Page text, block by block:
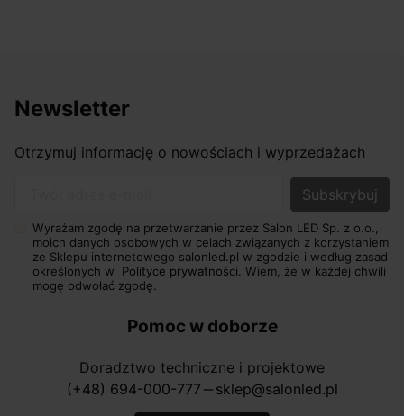
Newsletter
Otrzymuj informację o nowościach i wyprzedażach
Wyrażam zgodę na przetwarzanie przez Salon LED Sp. z o.o.,
moich danych osobowych w celach związanych z korzystaniem
ze Sklepu internetowego salonled.pl w zgodzie i według zasad
określonych w Polityce prywatności. Wiem, że w każdej chwili
mogę odwołać zgodę.
Pomoc w doborze
Doradztwo techniczne i projektowe
(+48) 694-000-777 horizontal_rule sklep@salonled.pl